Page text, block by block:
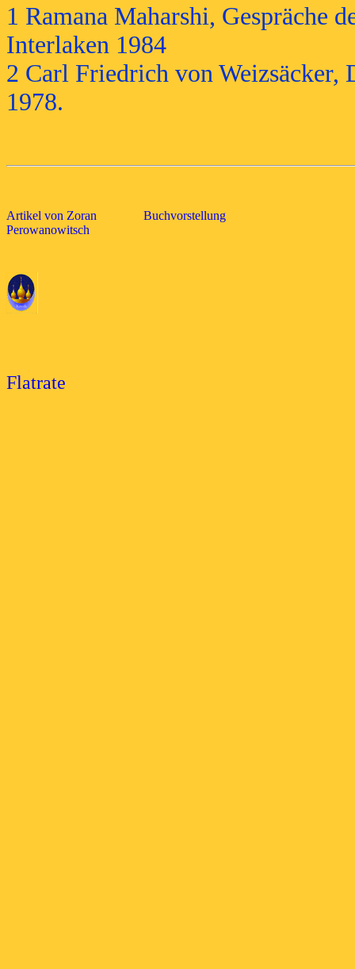
1 Ramana Maharshi, Gespräche
Interlaken 1984
2 Carl Friedrich von Weizsäcker,
1978.
Artikel von Zoran
Perowanowitsch
Buchvorstellung
Flatrate